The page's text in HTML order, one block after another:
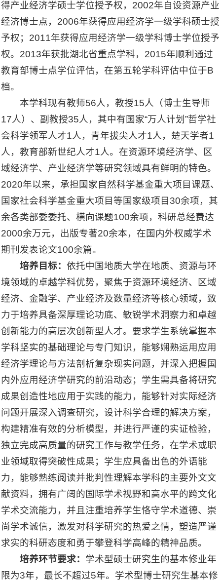
得产业经济学硕士学位授予权，2002年自设资源产业
经济博士点，2006年获得应用经济学一级学科硕士授
予权；2011年获得应用经济学一级学科博士学位授予
权。2013年获批湖北省重点学科，2015年顺利通过
教育部博士点学位评估，在第五轮学科评估中位于B
档。
本学科现有教师56人，教授15人（博士生导师
17人）、副教授35人，其中有国家“万人计划”哲学社
会科学领军人才1人，青年拔尖人才1人，楚天学者1
人，教育部新世纪人才1人。在资源环境经济学、区
域经济学、产业经济学等研究领域具有鲜明的特色。
2020年以来，承担国家自然科学基金重大项目课题、
国家社会科学基金重大项目等国家级项目30余项，其
余各类部委委托、横向课题100余项，科研总经费达
2000余万元，出版专著20余本，在国内外权威学术
期刊发表论文100余篇。
培养目标： 依托中国地质大学在地质、资源与环
境领域的卓越学科优势，聚焦于资源环境经济、区域
经济、金融学、产业经济及数量经济等核心领域，致
力于培养具备深厚理论功底、敏锐学术洞察力和卓越
创新能力的高层次创新型人才。要求学生系统掌握本
学科坚实的基础理论与专门知识，能够娴熟运用应用
经济学理论与方法剖析复杂现实问题，并深入把握国
内外应用经济学研究的前沿动态；学生需具备将研究
成果创造性地应用于实践的能力，能够针对实际经济
问题开展深入调查研究，设计科学合理的解决方案，
构建精准有效的分析模型，并进行严谨的实证检验，
独立完成高质量的研究工作与教学任务，在学术或职
业领域取得突破性成果；学生应具备出色的外语能
力，能够熟练阅读并批判性理解本学科的主要外文文
献资料，拥有广阔的国际学术视野和高水平的跨文化
学术交流能力，并且注重培养学生恪守学术道德、崇
尚学术诚信，激发对科学研究的热爱之情，塑造严谨
求实的科研态度和勇于攀登科学高峰的精神品质。
培养环节要求： 学术型硕士研究生的基本修业年
限为3年，最长不超过5年。学术型博士研究生基本修